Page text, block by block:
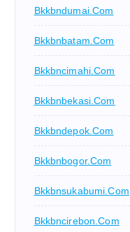
Bkkbndumai.com
Bkkbnbatam.com
Bkkbncimahi.com
Bkkbnbekasi.com
Bkkbndepok.com
Bkkbnbogor.com
Bkkbnsukabumi.com
Bkkbncirebon.com